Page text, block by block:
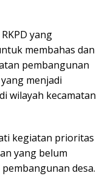
yang
membahas dan
pembangunan
menjadi
wilayah kecamatan
kegiatan prioritas
yang belum
desa.